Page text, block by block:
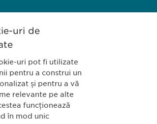
Tel.: +40 21 260 13 44
Imprimă
uri de
uri pot fi utilizate
pentru a construi un
și pentru a vă
relevante pe alte
funcționează
în mod unic